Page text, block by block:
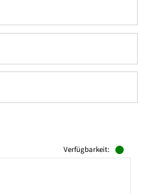
Verfügbarkeit: